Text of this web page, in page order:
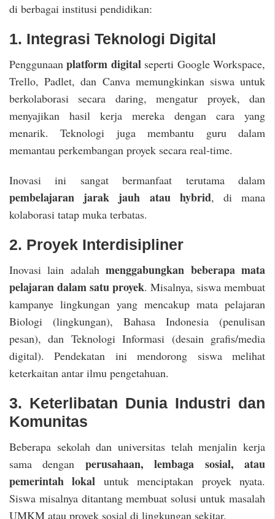
di berbagai institusi pendidikan:
1. Integrasi Teknologi Digital
Penggunaanplatform digitalseperti Google Workspace,
Trello, Padlet, dan Canva memungkinkan siswa untuk
berkolaborasi secara daring, mengatur proyek, dan
menyajikan hasil kerja mereka dengan cara yang
menarik. Teknologi juga membantu guru dalam
memantau perkembangan proyek secara real-time.
Inovasi ini sangat bermanfaat terutama dalam
pembelajaran jarak jauh atau hybrid, di mana
kolaborasi tatap muka terbatas.
2. Proyek Interdisipliner
Inovasi lain adalahmenggabungkan beberapa mata
pelajaran dalam satu proyek. Misalnya, siswa membuat
kampanye lingkungan yang mencakup mata pelajaran
Biologi (lingkungan), Bahasa Indonesia (penulisan
pesan), dan Teknologi Informasi (desain grafis/media
digital). Pendekatan ini mendorong siswa melihat
keterkaitan antar ilmu pengetahuan.
3. Keterlibatan Dunia Industri dan
Komunitas
Beberapa sekolah dan universitas telah menjalin kerja
sama dengan perusahaan, lembaga sosial, atau
pemerintah lokal untuk menciptakan proyek nyata.
Siswa misalnya ditantang membuat solusi untuk masalah
UMKM atau proyek sosial di lingkungan sekitar.